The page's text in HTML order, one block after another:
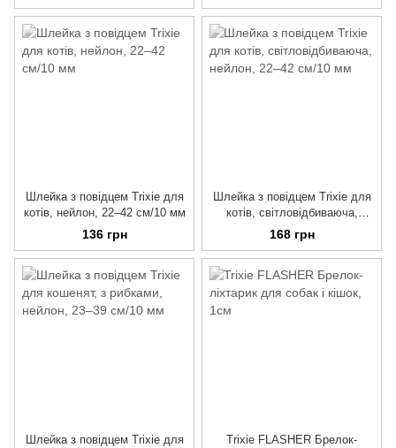
Шлейка з повідцем Trixie для
котів, нейлон, 22–42 см/10 мм
136 грн
Шлейка з повідцем Trixie для
котів, світловідбиваюча,
нейлон, 22–42 см/10 мм
168 грн
Шлейка з повідцем Trixie для
Trixie FLASHER Брелок-